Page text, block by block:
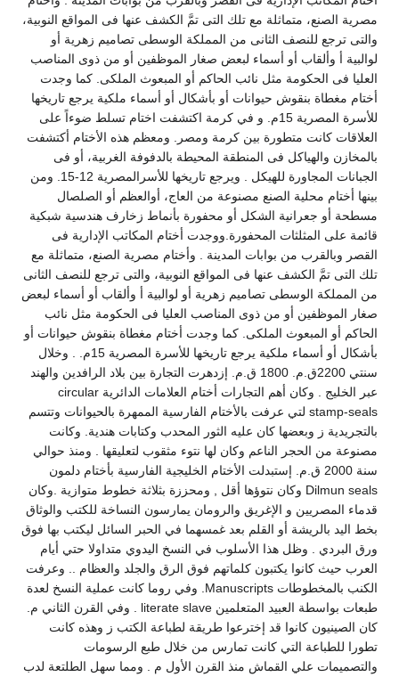
مصرية الصنع، متماثلة مع تلك التى تمَّ الكشف عنها فى المواقع النوبية،
والتى ترجع للنصف الثانى من المملكة الوسطى تصاميم زهرية أو
لوالبية أ وألقاب أو أسماء لبعض صغار الموظفين أو من ذوى المناصب
العليا فى الحكومة مثل نائب الحاكم أو المبعوث الملكى. كما وجدت
أختام مغطاة بنقوش حيوانات أو بأشكال أو أسماء ملكية يرجع تاريخها
للأسرة المصرية 15م. و في كرمة اكتشفت اختام تسلط ضوءاً على
العلاقات كانت متطورة بين كرمة ومصر. ومعظم هذه الأختام أكتشفت
بالمخازن والهياكل فى المنطقة المحيطة بالدفوفة الغربية، أو فى
الجبانات المجاورة للهيكل . ويرجع تاريخها للأسرالمصرية 12-15. ومن
بينها أختام محلية الصنع مصنوعة من العاج، أوالعظم أو الصلصال
مسطحة أو جعرانية الشكل أو محفورة بأنماط زخارف هندسية شبكية
قائمة على المثلثات المحفورة.ووجدت أختام المكاتب الإدارية فى
القصر وبالقرب من بوابات المدينة . وأختام مصرية الصنع، متماثلة مع
تلك التى تمَّ الكشف عنها فى المواقع النوبية، والتى ترجع للنصف الثانى
من المملكة الوسطى تصاميم زهرية أو لوالبية أ وألقاب أو أسماء لبعض
صغار الموظفين أو من ذوى المناصب العليا فى الحكومة مثل نائب
الحاكم أو المبعوث الملكى. كما وجدت أختام مغطاة بنقوش حيوانات أو
بأشكال أو أسماء ملكية يرجع تاريخها للأسرة المصرية 15م. . وخلال
سنتي 2200ق.م. 1800 ق.م. إزدهرت التجارة بين بلاد الرافدين والهند
عبر الخليج . وكان أهم التجارات أختام العلامات الدائرية circular
stamp-seals لتي عرفت بالأختام الفارسية الممهرة بالحيوانات وتتسم
بالتجريدية ز وبعضها كان عليه الثور المحدب وكتابات هندية. وكانت
مصنوعة من الحجر الناعم وكان لها نتوء مثقوب لتعليقها . ومنذ حوالي
سنة 2000 ق.م. إستبدلت الأختام الخليجية الفارسية بأختام دلمون
Dilmun seals وكان نتوؤها أقل , ومحززة بثلاثة خطوط متوازية .وكان
قدماء المصريين و الإغريق والرومان يمارسون النساخة للكتب والوثاق
بخط اليد بالريشة أو القلم بعد غمسهما في الحبر السائل ليكتب بها فوق
ورق البردي . وظل هذا الأسلوب في النسخ اليدوي متداولا حتي أيام
العرب حيث كانوا يكتبون كلماتهم فوق الرق والجلد والعظام .. وعرفت
الكنب بالمخطوطات Manuscripts. وفي روما كانت عملية النسخ لعدة
طبعات بواسطة العبيد المتعلمين literate slave . وفي القرن الثاني م.
كان الصينيون كانوا قد إخترعوا طريقة لطباعة الكتب ز وهذه كانت
تطورا للطباعة التي كانت تمارس من خلال طبع الرسومات
والتصميمات علي القماش منذ القرن الأول م . ومما سهل الطلتعة لدب